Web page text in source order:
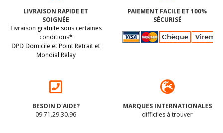
LIVRAISON RAPIDE ET
SOIGNÉE
Livraison gratuite sous certaines
conditions*
DPD Domicile et Point Retrait et
Mondial Relay
PAIEMENT FACILE ET 100%
SÉCURISÉ
BESOIN D'AIDE?
09.71.29.30.96
MARQUES INTERNATIONALES
difficiles à trouver